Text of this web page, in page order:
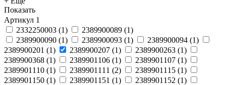
Показать
Артикул 1
2332250003 (1) 2389900089 (1)
2389900090 (1) 2389900093 (1) 2389900094 (1)
2389900201 (1) 2389900207 (1) 2389900263 (1)
2389900368 (1) 2389901106 (1) 2389901107 (1)
2389901110 (1) 2389901111 (2) 2389901115 (1)
2389901150 (1) 2389901151 (1) 2389901152 (1)